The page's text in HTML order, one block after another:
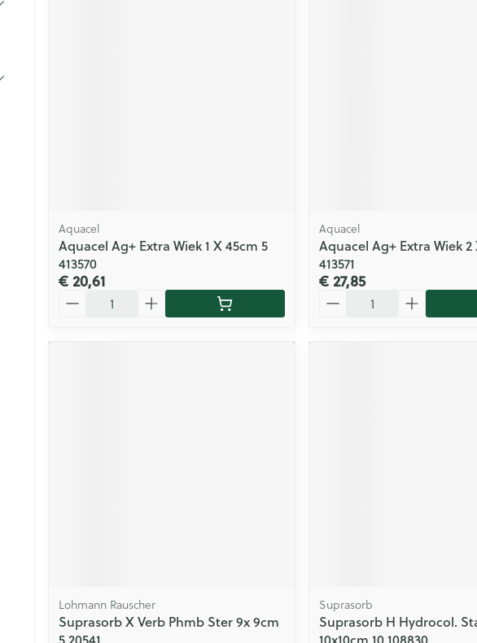
Aquacel
Aquacel Ag+ Extra Wiek 1 X 45cm 5
413570
€ 20,61
Aquacel
Aquacel Ag+ Extra Wiek 2
413571
€ 27,85
Lohmann Rauscher
Suprasorb X Verb Phmb Ster 9x 9cm
Suprasorb
Suprasorb H Hydrocol.